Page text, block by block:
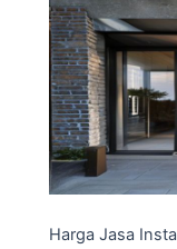
Harga Jasa